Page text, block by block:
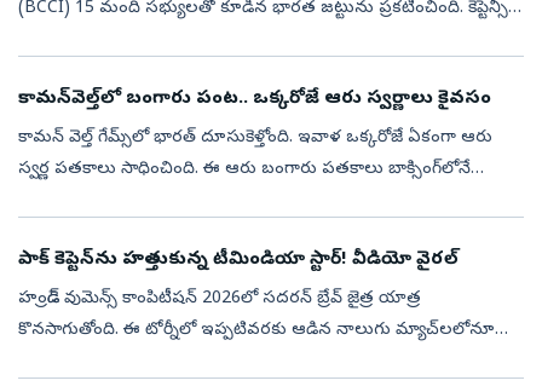
(BCCI) 15 మంది సభ్యులతో కూడిన భారత జట్టును ప్రకటించింది. కెప్టెన్సీపై
కామన్‌వెల్త్‌లో బంగారు పంట.. ఒక్కరోజే ఆరు స్వర్ణాలు కైవసం
కామన్ వెల్త్ గేమ్స్‌లో భారత్ దూసుకెళ్తోంది. ఇవాళ ఒక్కరోజే ఏకంగా ఆరు
స్వర్ణ పతకాలు సాధించింది. ఈ ఆరు బంగారు పతకాలు బాక్సింగ్‌లోనే
పాక్‌ కెప్టెన్‌ను హ‌త్తుకున్న టీమిండియా స్టార్‌! వీడియో వైరల్‌
హండ్రెడ్ వుమెన్స్ కాంపిటీషన్ 2026లో సదరన్ బ్రేవ్ జైత్ర యాత్ర
కొనసాగుతోంది. ఈ టోర్నీలో ఇప్పటివరకు ఆడిన నాలుగు మ్యాచ్‌లలోనూ